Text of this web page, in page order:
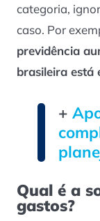
categoria,
caso. Por
previdência
brasileira está
+
Qual é a
gastos?